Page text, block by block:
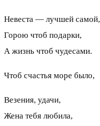
Невеста — лучшей самой,
Горою чтоб подарки,
А жизнь чтоб чудесами.
Чтоб счастья море было,
Везения, удачи,
Жена тебя любила,